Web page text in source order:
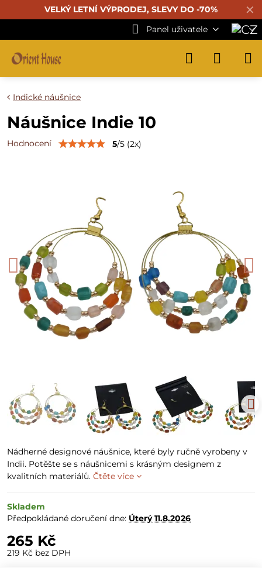
✕
VELKÝ LETNÍ VÝPRODEJ, SLEVY DO -70%
Panel uživatele
Indické náušnice
Náušnice Indie 10
Hodnocení 5/5 (2x)
Nádherné designové náušnice, které byly ručně vyrobeny v
Indii. Potěšte se s náušnicemi s krásným designem z
kvalitních materiálů. Čtěte více
Skladem
Předpokládané doručení dne: Úterý11.8.2026
265 Kč
219 Kč bez DPH